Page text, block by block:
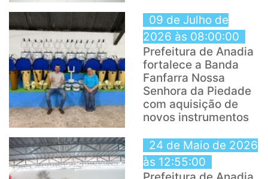
09 de Julho de
2026 às 08:00:00
Prefeitura de Anadia
fortalece a Banda
Fanfarra Nossa
Senhora da Piedade
com aquisição de
novos instrumentos
24 de Maio de 2026
às 12:55:00